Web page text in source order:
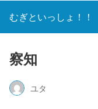
むぎといっしょ！！
察知
ユタ